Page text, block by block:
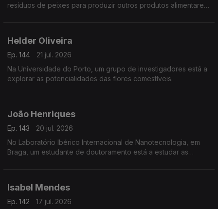
resíduos de peixes para produzir outros produtos alimentares
Helder Oliveira
Ep. 144
21 jul. 2026
Na Universidade do Porto, um grupo de investigadores está a
explorar as potencialidades das flores comestíveis.
João Henriques
Ep. 143
20 jul. 2026
No Laboratório Ibérico Internacional de Nanotecnologia, em
Braga, um estudante de doutoramento está a estudar as
Isabel Mendes
Ep. 142
17 jul. 2026